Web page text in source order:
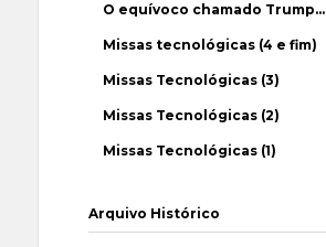
O equívoco chamado Trump…
Missas tecnológicas (4 e fim)
Missas Tecnológicas (3)
Missas Tecnológicas (2)
Missas Tecnológicas (1)
Arquivo Histórico